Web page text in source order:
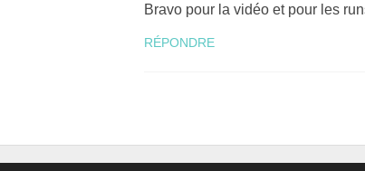
Bravo pour la vidéo et pour les
RÉPONDRE